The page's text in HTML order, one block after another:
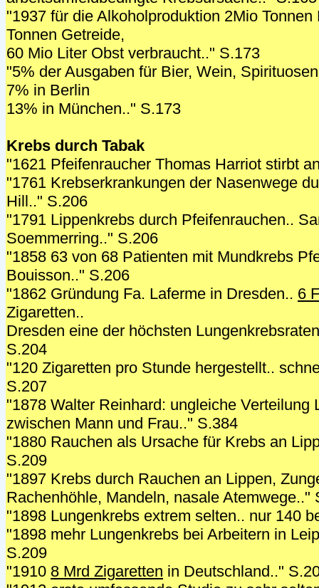
"1937 für die Alkoholproduktion 2Mio
Tonnen Getreide,
60 Mio Liter Obst verbraucht.." S.173
"5% der Ausgaben für Bier, Wein,
7% in Berlin
13% in München.." S.173
Krebs durch Tabak
"1621 Pfeifenraucher Thomas Harriot stirbt
"1761 Krebserkrankungen der Nasenwege
Hill.." S.206
"1791 Lippenkrebs durch Pfeifenrauchen..
Soemmerring.." S.206
"1858 63 von 68 Patienten mit Mundkrebs
Bouisson.." S.206
"1862 Gründung Fa. Laferme in Dresden.. 6
Zigaretten..
Dresden eine der höchsten
S.204
"120 Zigaretten pro Stunde hergestellt..
S.207
"1878 Walter Reinhard: ungleiche Verteilung
zwischen Mann und Frau.." S.384
"1880 Rauchen als Ursache für Krebs an
S.209
"1897 Krebs durch Rauchen an Lippen,
Rachenhöhle, Mandeln, nasale Atemwege.."
"1898 Lungenkrebs extrem selten.. nur 140
"1898 mehr Lungenkrebs bei Arbeitern in
S.209
"1910 8 Mrd Zigaretten in Deutschland.."